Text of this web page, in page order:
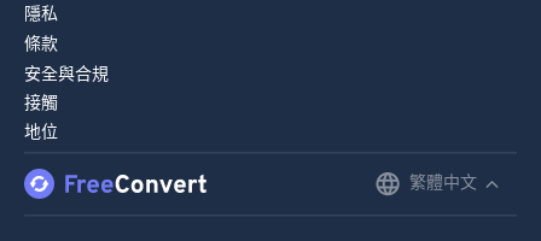
隱私
條款
安全與合規
接觸
地位
繁體中文